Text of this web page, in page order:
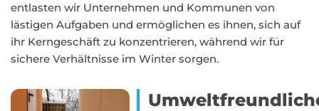
entlasten wir Unternehmen und Kommunen von
lästigen Aufgaben und ermöglichen es ihnen, sich auf
ihr Kerngeschäft zu konzentrieren, während wir für
sichere Verhältnisse im Winter sorgen.